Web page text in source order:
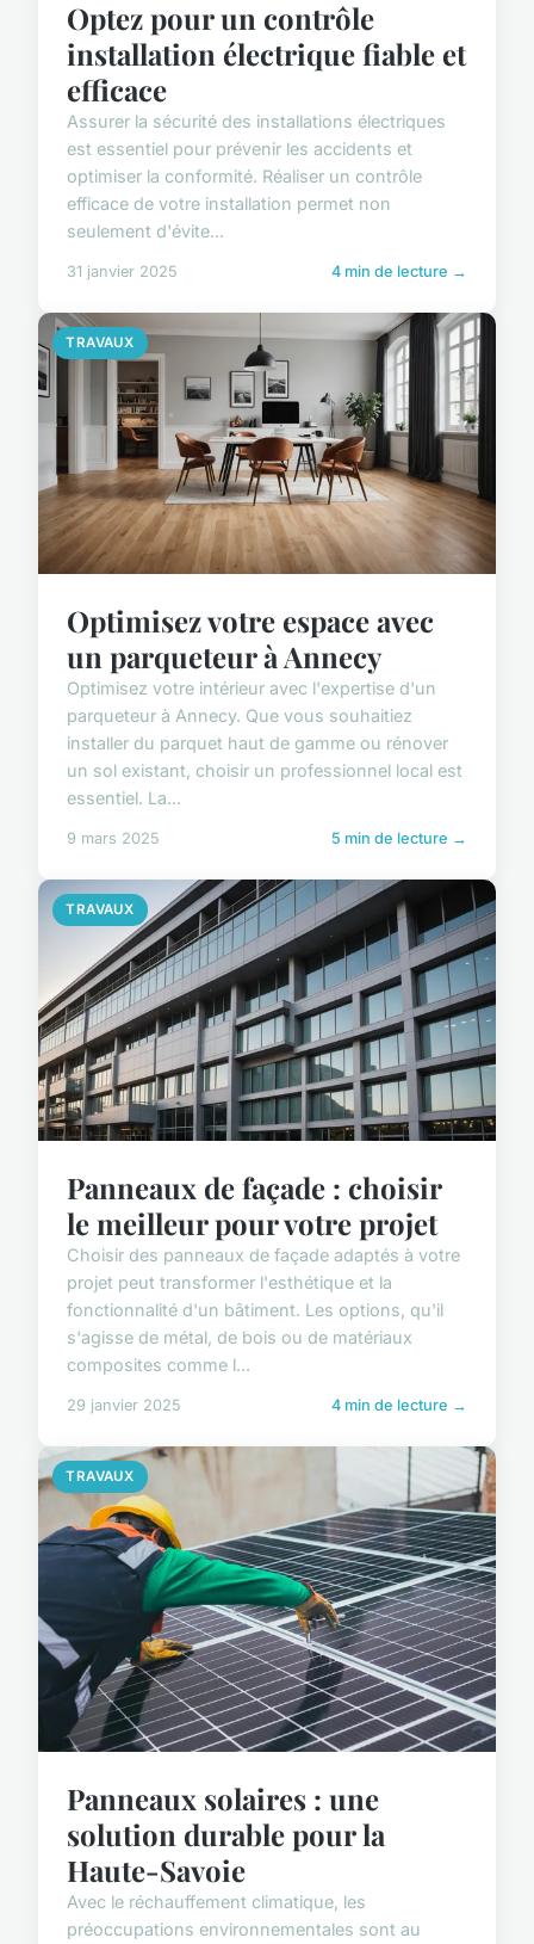
Optez pour un contrôle
installation électrique fiable et
efficace
Assurer la sécurité des installations électriques
est essentiel pour prévenir les accidents et
optimiser la conformité. Réaliser un contrôle
efficace de votre installation permet non
seulement d'évite...
31 janvier 2025 4 min de lecture →
TRAVAUX
Optimisez votre espace avec
un parqueteur à Annecy
Optimisez votre intérieur avec l'expertise d'un
parqueteur à Annecy. Que vous souhaitiez
installer du parquet haut de gamme ou rénover
un sol existant, choisir un professionnel local est
essentiel. La...
9 mars 2025 5 min de lecture →
TRAVAUX
Panneaux de façade : choisir
le meilleur pour votre projet
Choisir des panneaux de façade adaptés à votre
projet peut transformer l'esthétique et la
fonctionnalité d'un bâtiment. Les options, qu'il
s'agisse de métal, de bois ou de matériaux
composites comme l...
29 janvier 2025 4 min de lecture →
TRAVAUX
Panneaux solaires : une
solution durable pour la
Haute-Savoie
Avec le réchauffement climatique, les
préoccupations environnementales sont au